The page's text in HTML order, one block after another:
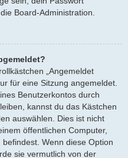
Board-Administration.
„Angemeldet
für eine Sitzung angemeldet.
Benutzerkontos durch
kannst du das Kästchen
auswählen. Dies ist nicht
öffentlichen Computer,
Wenn diese Option
sie vermutlich von der